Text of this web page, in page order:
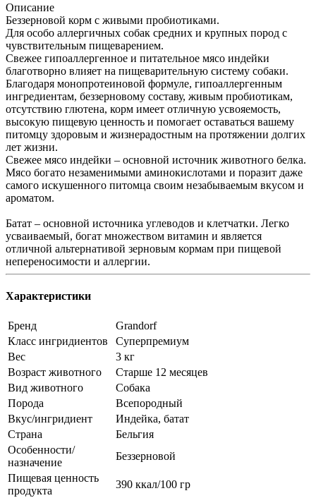
Описание
Беззерновой корм с живыми пробиотиками.
Для особо аллергичных собак средних и крупных пород с
чувствительным пищеварением.
Свежее гипоаллергенное и питательное мясо индейки
благотворно влияет на пищеварительную систему собаки.
Благодаря монопротеиновой формуле, гипоаллергенным
ингредиентам, беззерновому составу, живым пробиотикам,
отсутствию глютена, корм имеет отличную усвояемость,
высокую пищевую ценность и помогает оставаться вашему
питомцу здоровым и жизнерадостным на протяжении долгих
лет жизни.
Свежее мясо индейки – основной источник животного белка.
Мясо богато незаменимыми аминокислотами и поразит даже
самого искушенного питомца своим незабываемым вкусом и
ароматом.
Батат – основной источника углеводов и клетчатки. Легко
усваиваемый, богат множеством витамин и является
отличной альтернативой зерновым кормам при пищевой
непереносимости и аллергии.
Характеристики
Бренд
Grandorf
Класс ингридиентов
Суперпремиум
Вес
3 кг
Возраст животного
Старше 12 месяцев
Вид животного
Собака
Порода
Всепородный
Вкус/ингридиент
Индейка, батат
Страна
Бельгия
Особенности/
назначение
Беззерновой
Пищевая ценность
продукта
390 ккал/100 гр